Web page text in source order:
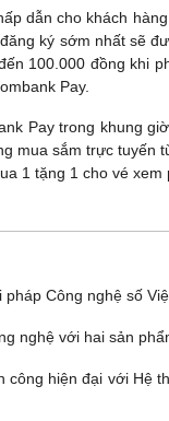
dẫn cho khách
ký sớm nhất sẽ
100.000 đồng khi
Pay.
Pay trong khung
mua sắm trực tuyến
1 tặng 1 cho vé
Công nghệ số
nghệ với hai sản
hiện đại với Hệ